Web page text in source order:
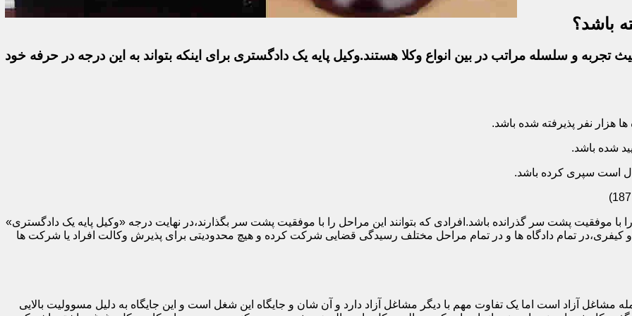
باشد؟
تجربه و سلسله مراتب در بین انواع وکلا هستند.وکیل پایه یک دادگستری برای اینکه بتواند به این درجه در حرفه خود
موفقیت پشت سر گذرانده باشد.افرادی که بتوانند این مراحل را با موفقیت پشت سر بگذارند،در نهایت درجه «وکیل پایه یک دادگستری»
و کیفری،در تمام دادگاه ها و در تمام مراحل مختلف رسیدگی قضایی شرکت کرده و هیچ محدودیتی برای پذیرش وکالت افراد یا شرکت ها
مشاغل آزاد است اما یک تفاوت مهم با دیگر مشاغل آزاد دارد و آن شان و جایگاه این شغل است و این جایگاه به دلیل مسوولیت بالایی